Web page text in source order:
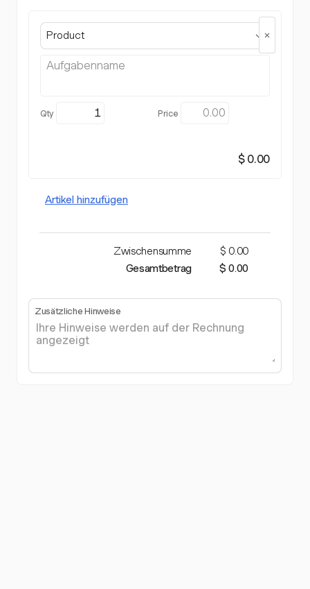
Product
$ 0.00
Artikel hinzufügen
Zwischensumme
$ 0.00
Gesamtbetrag
$ 0.00
Zusätzliche Hinweise